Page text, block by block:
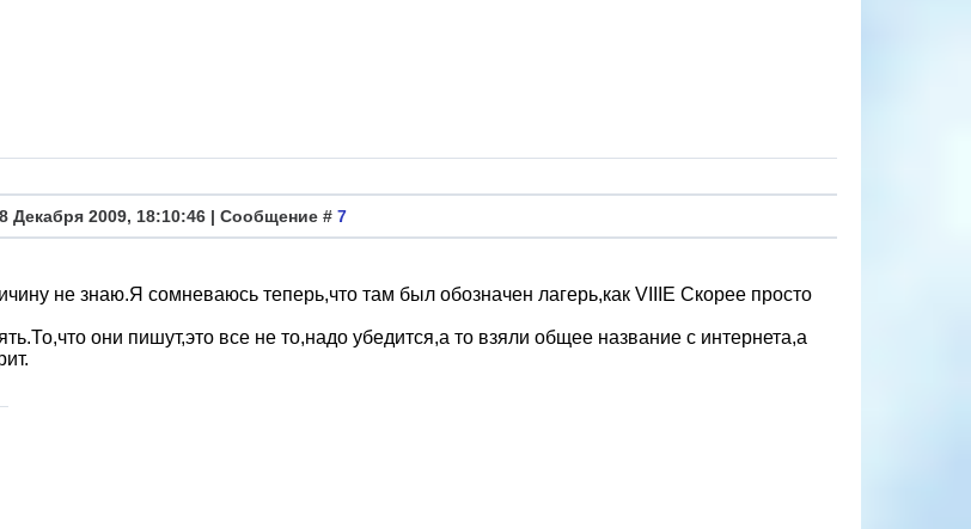
Декабря 2009, 18:10:46 | Сообщение # 7
не знаю.Я сомневаюсь теперь,что там был обозначен лагерь,как VIIIЕ Скорее просто
они пишут,это все не то,надо убедится,а то взяли общее название с интернета,а